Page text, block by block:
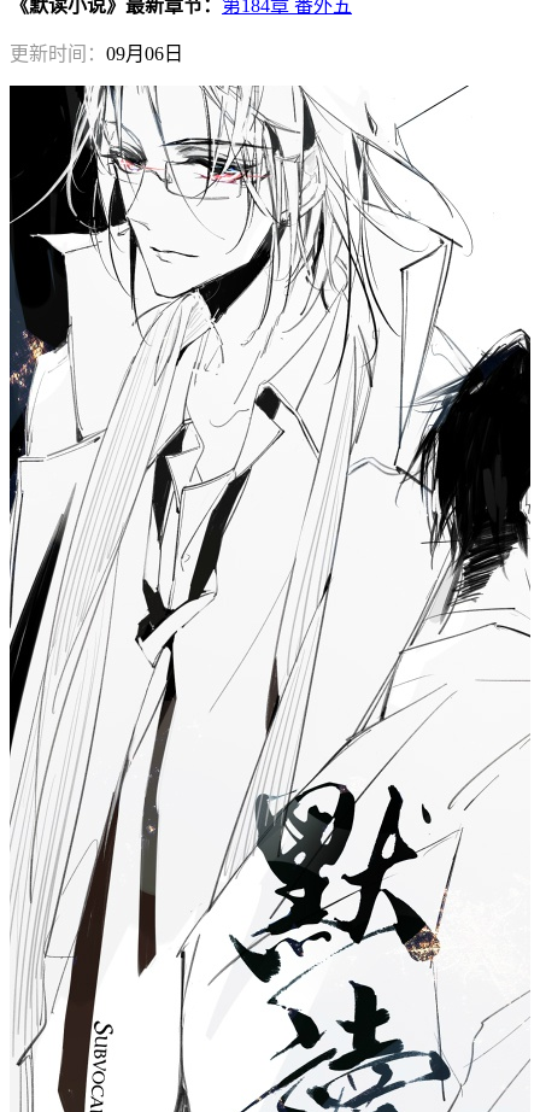
《默读小说》最新章节： 第184章 番外五
更新时间： 09月06日